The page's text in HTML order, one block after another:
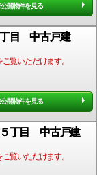
開物件を見る
丁目 中古戸建
覧いただけます。
開物件を見る
丁目 中古戸建
覧いただけます。